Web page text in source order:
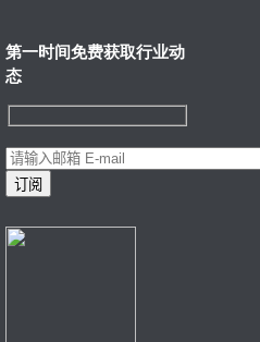
第一时间免费获取行业动
态